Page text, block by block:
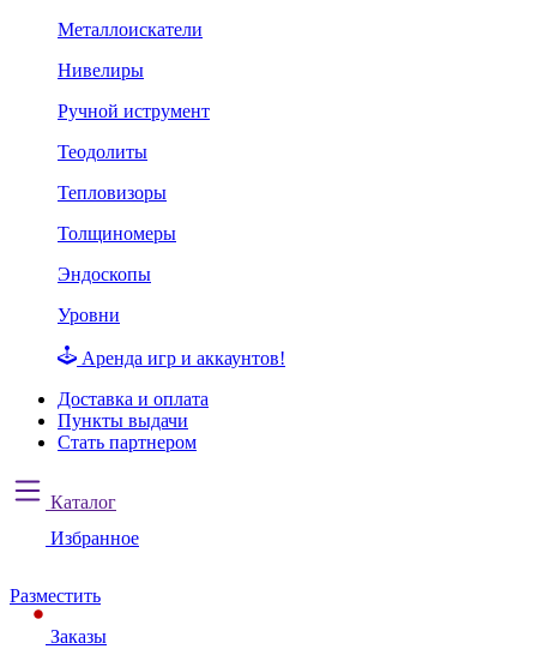
Металлоискатели
Нивелиры
Ручной иструмент
Теодолиты
Тепловизоры
Толщиномеры
Эндоскопы
Уровни
Аренда игр и аккаунтов!
Доставка и оплата
Пункты выдачи
Стать партнером
Каталог
Избранное
Разместить
Заказы